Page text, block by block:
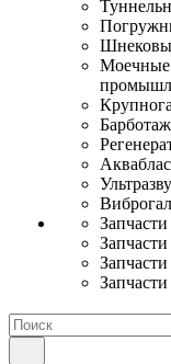
Моечные